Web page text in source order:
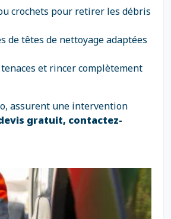
crochets pour retirer les débris
de têtes de nettoyage adaptées
et rincer complètement
assurent une intervention
gratuit, contactez-